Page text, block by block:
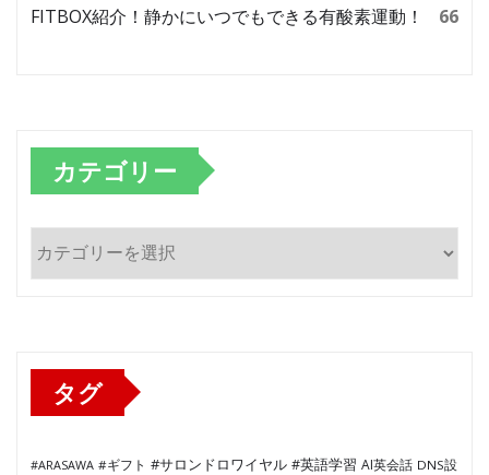
FITBOX紹介！静かにいつでもできる有酸素運動！
66
カテゴリー
カ
テ
タグ
#ARASAWA #ギフト #サロンドロワイヤル #英語学習 AI英会話 DNS設